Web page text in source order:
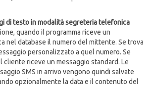
di testo in modalità segreteria telefonica
quando il programma riceve un
nel database il numero del mittente. Se trova
personalizzato a quel numero. Se
cliente riceve un messaggio standard. Le
SMS in arrivo vengono quindi salvate
opzionalmente la data e il contenuto del